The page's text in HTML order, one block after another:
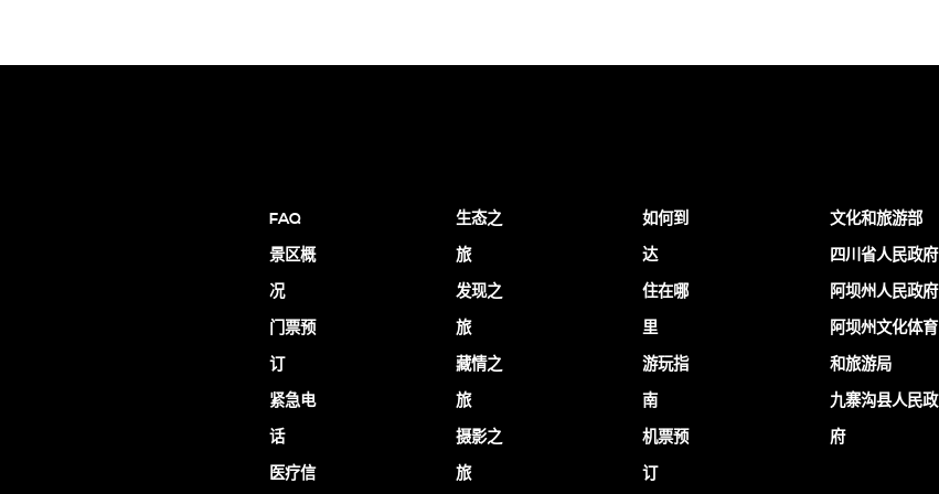
FAQ
景区概
况
门票预
订
紧急电
话
医疗信
生态之
旅
发现之
旅
藏情之
旅
摄影之
旅
如何到
达
住在哪
里
游玩指
南
机票预
订
文化和旅游部
四川省人民政府
阿坝州人民政府
阿坝州文化体育
和旅游局
九寨沟县人民政
府